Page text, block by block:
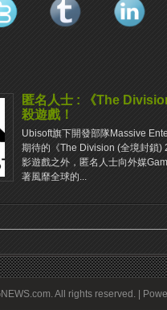
匿名人士 : 《The
殺遊戲！
Ubisoft旗下開發部隊Massive
期待的《The Division (全境封鎖)
影遊戲之外，匿名人士向外媒
著風靡全球的...
All rights reserved. |